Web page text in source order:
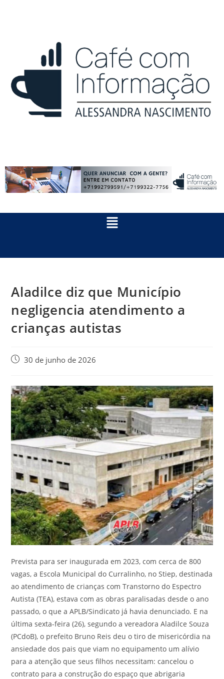
Aladilce diz que Município
negligencia atendimento a
crianças autistas
30 de junho de 2026
Prevista para ser inaugurada em 2023, com cerca de 800
vagas, a Escola Municipal do Curralinho, no Stiep, destinada
ao atendimento de crianças com Transtorno do Espectro
Autista (TEA), estava com as obras paralisadas desde o ano
passado, o que a APLB/Sindicato já havia denunciado. E na
última sexta-feira (26), segundo a vereadora Aladilce Souza
(PCdoB), o prefeito Bruno Reis deu o tiro de misericórdia na
ansiedade dos pais que viam no equipamento um alívio
para a atenção que seus filhos necessitam: cancelou o
contrato para a construção do espaço que abrigaria